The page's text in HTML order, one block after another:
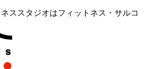
ススタジオはフィットネス・サルコ